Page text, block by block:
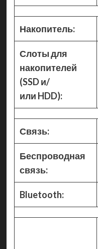
Накопитель:
Слоты для
накопителей
(SSD и/
или HDD):
Связь:
Беспроводная
связь:
Bluetooth: